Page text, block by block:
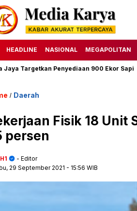
HEADLINE NASIONAL MEGAPOLITAN
Penyediaan 900 Ekor Sapi
/ Daerah
Fisik 18 Unit
persen
- Editor
29 September 2021 - 15:56 WIB